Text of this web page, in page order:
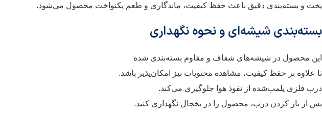
پخت و بسته‌بندی دقیق باعث حفظ کیفیت، ماندگاری و طعم یکنواخت محصول می‌شود.
بسته‌بندی شیشه‌ای و نحوه نگهداری
این محصول در شیشه‌های شفاف و مقاوم بسته‌بندی شده
تا علاوه بر حفظ کیفیت، مشاهده محتویات نیز امکان‌پذیر باشد.
درب فلزی پلمب‌شده از نفوذ هوا جلوگیری می‌کند.
پس از باز کردن درب، محصول را در یخچال نگهداری کنید.